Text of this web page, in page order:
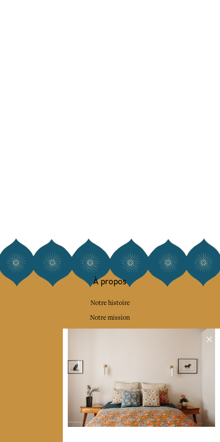
À propos
Notre histoire
Notre mission
Collections
Déco & Linge de maison
Linge de table
Sacs & pochettes